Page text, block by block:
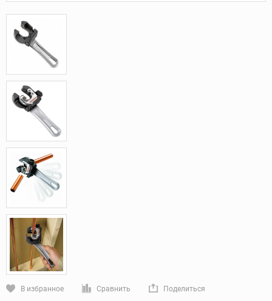
В избранное Сравнить Поделиться